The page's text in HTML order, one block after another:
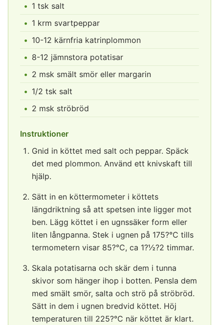
1 tsk salt
1 krm svartpeppar
10-12 kärnfria katrinplommon
8-12 jämnstora potatisar
2 msk smält smör eller margarin
1/2 tsk salt
2 msk ströbröd
Instruktioner
Gnid in köttet med salt och peppar. Späck
det med plommon. Använd ett knivskaft till
hjälp.
Sätt in en köttermometer i köttets
längdriktning så att spetsen inte ligger mot
ben. Lägg köttet i en ugnssäker form eller
liten långpanna. Stek i ugnen på 175?°C tills
termometern visar 85?°C, ca 1?½?2 timmar.
Skala potatisarna och skär dem i tunna
skivor som hänger ihop i botten. Pensla dem
med smält smör, salta och strö på ströbröd.
Sätt in dem i ugnen bredvid köttet. Höj
temperaturen till 225?°C när köttet är klart.